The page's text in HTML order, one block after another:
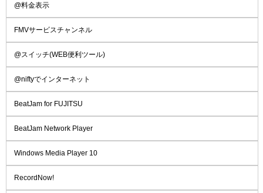
@料金表示
FMVサービスチャンネル
@スイッチ(WEB便利ツール)
@niftyでインターネット
BeatJam for FUJITSU
BeatJam Network Player
Windows Media Player 10
RecordNow!